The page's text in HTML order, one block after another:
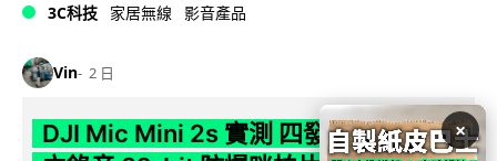
3C科技 家居無線 影音產品
Vin 2 日
DJI Mic Mini 2s 實測 四發一收同步獨 ×